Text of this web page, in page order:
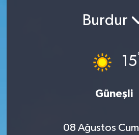
Burdur
15
Güneşli
08 Ağustos